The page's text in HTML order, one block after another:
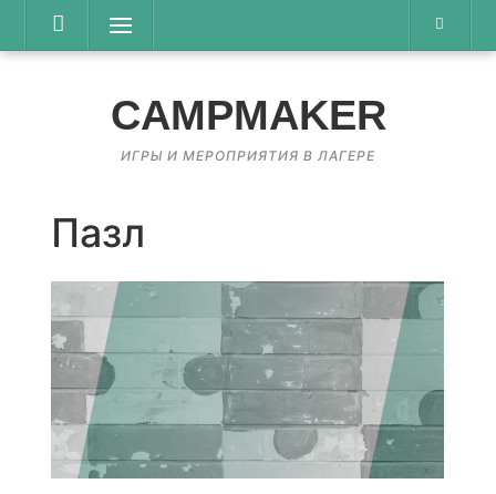
содержимому
Меню
CAMPMAKER
ИГРЫ И МЕРОПРИЯТИЯ В ЛАГЕРЕ
Пазл